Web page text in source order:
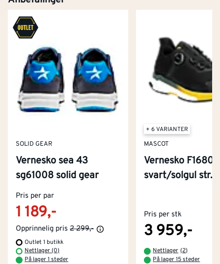
SOLID GEAR
Vernesko sea 43
sg61008 solid gear
Pris per par
1 189,-
Opprinnelig pris 2 299,-
Outlet 1 butikk
Nettlager (0)
På lager 1 steder
+ 6 VARIANTER
MASCOT
Vernesko F1680
svart/solgul str.
Pris per stk
3 959,-
Nettlager (2)
På lager 15 steder
Kjøpsbetingelser
Betaling
Kontakt oss
Tjenester
Montér Klubb
Om Montér
Byggevarehus og åpningstider
Prismatch